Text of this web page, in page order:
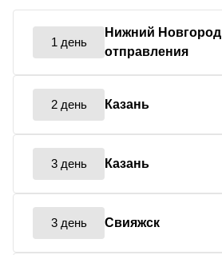
1 день
Нижний Новгород
отправления
2 день Казань
3 день Казань
3 день Свияжск